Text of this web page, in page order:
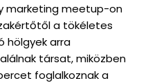
marketing meetup-on
a tökéletes
hölgyek arra
társat, miközben
foglalkoznak a